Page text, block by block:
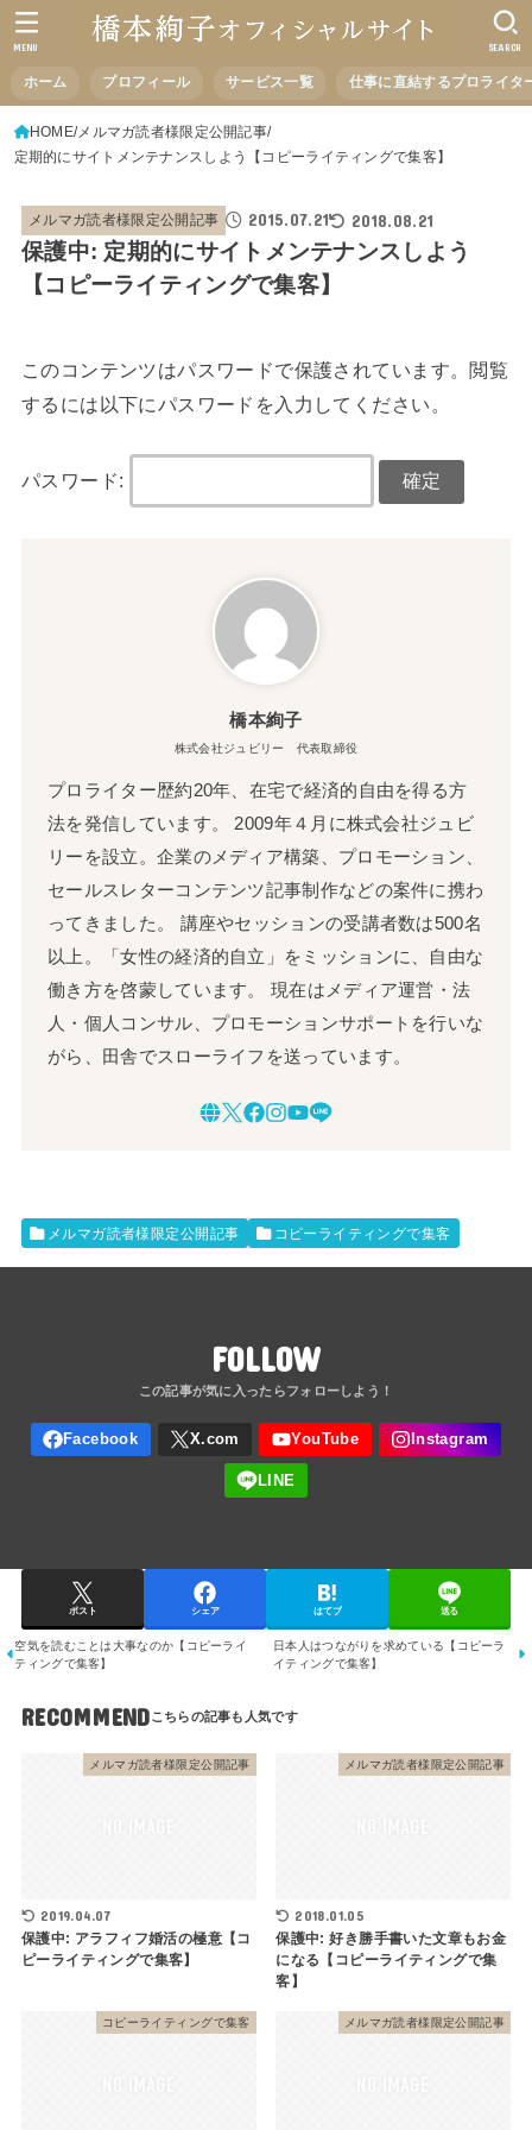
ホーム プロフィール サービス一覧 仕事に直結するプロライタ
SEARCH
MENU
HOME メルマガ読者様限定公開記事
定期的にサイトメンテナンスしよう【コピーライティングで集客】
メルマガ読者様限定公開記事 2015.07.21 2018.08.21
保護中: 定期的にサイトメンテナンスしよう
【コピーライティングで集客】
このコンテンツはパスワードで保護されています。閲覧
するには以下にパスワードを入力してください。
パスワード:
橋本絢子
株式会社ジュビリー 代表取締役
プロライター歴約20年、在宅で経済的自由を得る方
法を発信しています。 2009年４月に株式会社ジュビ
リーを設立。企業のメディア構築、プロモーション、
セールスレターコンテンツ記事制作などの案件に携わ
ってきました。 講座やセッションの受講者数は500名
以上。「女性の経済的自立」をミッションに、自由な
働き方を啓蒙しています。 現在はメディア運営・法
人・個人コンサル、プロモーションサポートを行いな
がら、田舎でスローライフを送っています。
メルマガ読者様限定公開記事 コピーライティングで集客
FOLLOW
ポスト シェア はてブ 送る
空気を読むことは大事なのか【コピーライ
ティングで集客】
日本人はつながりを求めている【コピーラ
イティングで集客】
RECOMMEND
メルマガ読者様限定公開記事
2019.04.07
保護中: アラフィフ婚活の極意【コ
ピーライティングで集客】
メルマガ読者様限定公開記事
2018.01.05
保護中: 好き勝手書いた文章もお金
になる【コピーライティングで集
客】
コピーライティングで集客 メルマガ読者様限定公開記事